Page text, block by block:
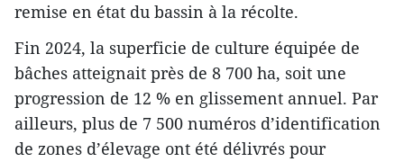
remise en état du bassin à la récolte.
Fin 2024, la superficie de culture équipée de
bâches atteignait près de 8 700 ha, soit une
progression de 12 % en glissement annuel. Par
ailleurs, plus de 7 500 numéros d’identification
de zones d’élevage ont été délivrés pour